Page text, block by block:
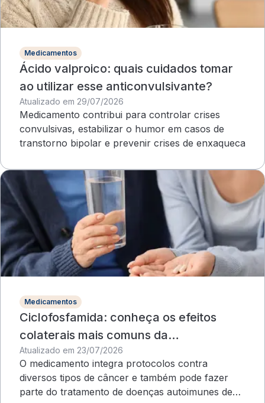
Medicamentos
Ácido valproico: quais cuidados tomar
ao utilizar esse anticonvulsivante?
Atualizado em 29/07/2026
Medicamento contribui para controlar crises
convulsivas, estabilizar o humor em casos de
transtorno bipolar e prevenir crises de enxaqueca
Medicamentos
Ciclofosfamida: conheça os efeitos
colaterais mais comuns da
quimioterapia
Atualizado em 23/07/2026
O medicamento integra protocolos contra
diversos tipos de câncer e também pode fazer
parte do tratamento de doenças autoimunes de